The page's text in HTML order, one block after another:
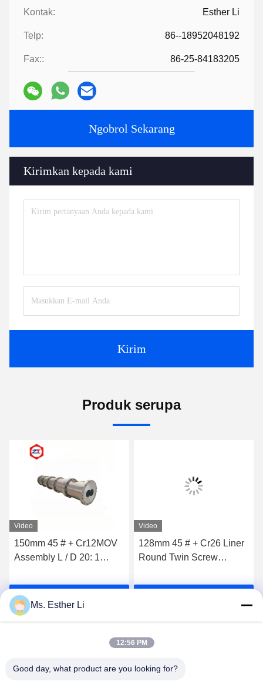
Kontak: Esther Li
Telp: 86--18952048192
Fax:: 86-25-84183205
Ngobrol Sekarang
Kirimkan kepada kami
Kirim
Produk serupa
Video
150mm 45 # + Cr12MOV
Assembly L / D 20: 1
Suku Cadang Extruder
Makanan Ikan Ringan
Dapatkan Harga Terbaik
Video
128mm 45 # + Cr26 Liner
Round Twin Screw
Makanan Ringan Suku
Ms. Esther Li
12:56 PM
Good day, what product are you looking for?